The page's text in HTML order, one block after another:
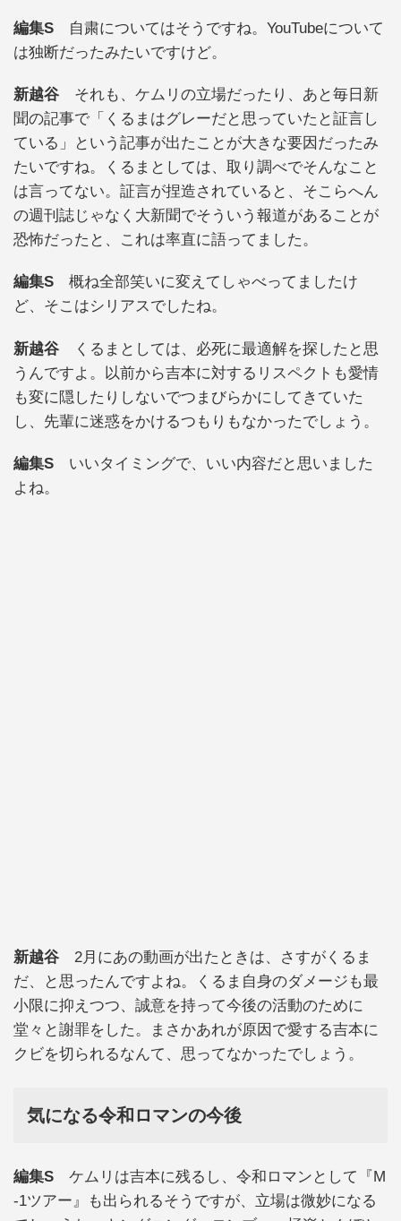
編集S
自粛についてはそうですね。YouTubeについて
は独断だったみたいですけど。
新越谷 それも、ケムリの立場だったり、あと毎日新
聞の記事で「くるまはグレーだと思っていたと証言し
ている」という記事が出たことが大きな要因だったみ
たいですね。くるまとしては、取り調べでそんなこと
は言ってない。証言が捏造されていると、そこらへん
の週刊誌じゃなく大新聞でそういう報道があることが
恐怖だったと、これは率直に語ってました。
編集S 概ね全部笑いに変えてしゃべってましたけ
ど、そこはシリアスでしたね。
新越谷
くるまとしては、必死に最適解を探したと思
うんですよ。以前から吉本に対するリスペクトも愛情
も変に隠したりしないでつまびらかにしてきていた
し、先輩に迷惑をかけるつもりもなかったでしょう。
編集S いいタイミングで、いい内容だと思いました
よね。
新越谷 2月にあの動画が出たときは、さすがくるま
だ、と思ったんですよね。くるま自身のダメージも最
小限に抑えつつ、誠意を持って今後の活動のために
堂々と謝罪をした。まさかあれが原因で愛する吉本に
クビを切られるなんて、思ってなかったでしょう。
気になる令和ロマンの今後
編集S ケムリは吉本に残るし、令和ロマンとして『M
-1ツアー』も出られるそうですが、立場は微妙になる